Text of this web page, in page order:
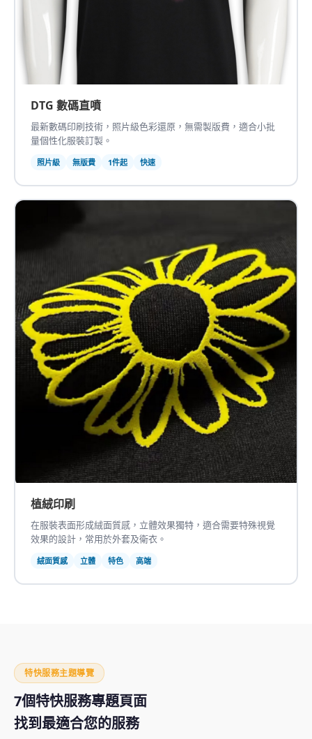
DTG 數碼直噴
最新數碼印刷技術，照片級色彩還原，無需製版費，適合小批
量個性化服裝訂製。
照片級 無版費 1件起 快速
植絨印刷
在服裝表面形成絨面質感，立體效果獨特，適合需要特殊視覺
效果的設計，常用於外套及衛衣。
絨面質感 立體 特色 高端
特快服務主題導覽
7個特快服務專題頁面
找到最適合您的服務